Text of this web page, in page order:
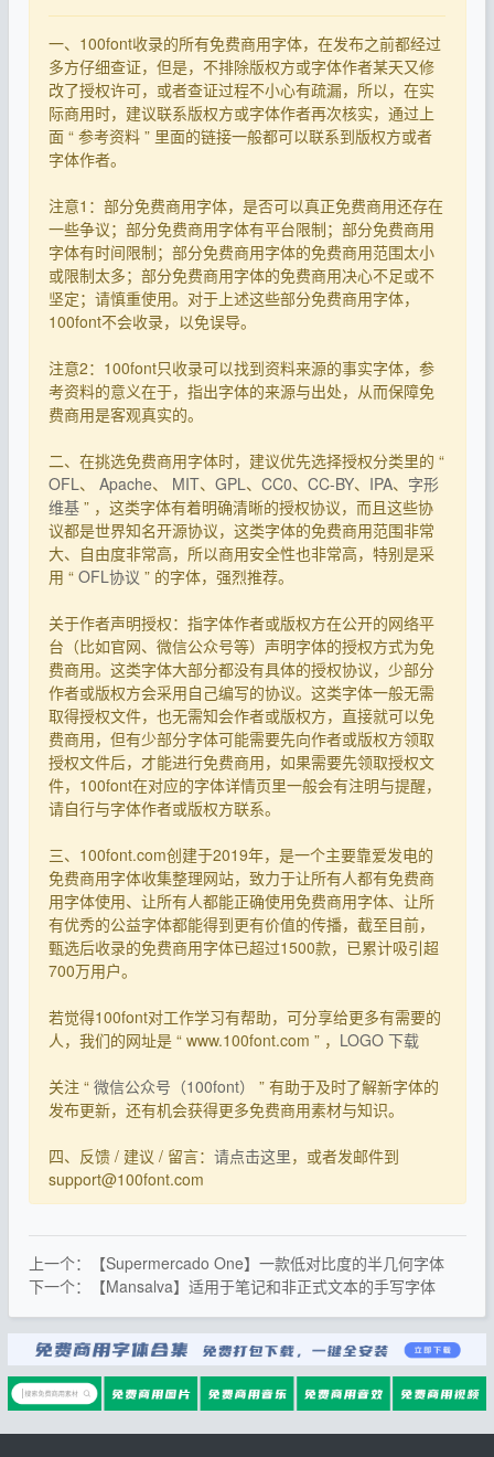
一、100font收录的所有免费商用字体，在发布之前都经过
多方仔细查证，但是，不排除版权方或字体作者某天又修
改了授权许可，或者查证过程不小心有疏漏，所以，在实
际商用时，建议联系版权方或字体作者再次核实，通过上
面 “ 参考资料 ” 里面的链接一般都可以联系到版权方或者
字体作者。
注意1：部分免费商用字体，是否可以真正免费商用还存在
一些争议；部分免费商用字体有平台限制；部分免费商用
字体有时间限制；部分免费商用字体的免费商用范围太小
或限制太多；部分免费商用字体的免费商用决心不足或不
坚定；请慎重使用。对于上述这些部分免费商用字体，
100font不会收录，以免误导。
注意2：100font只收录可以找到资料来源的事实字体，参
考资料的意义在于，指出字体的来源与出处，从而保障免
费商用是客观真实的。
二、在挑选免费商用字体时，建议优先选择授权分类里的 “
OFL、 Apache、 MIT、 GPL、 CC0、 CC-BY、 IPA、 字形
维基 ” ，这类字体有着明确清晰的授权协议，而且这些协
议都是世界知名开源协议，这类字体的免费商用范围非常
大、自由度非常高，所以商用安全性也非常高，特别是采
用 “ OFL协议 ” 的字体，强烈推荐。
关于作者声明授权：指字体作者或版权方在公开的网络平
台（比如官网、微信公众号等）声明字体的授权方式为免
费商用。这类字体大部分都没有具体的授权协议，少部分
作者或版权方会采用自己编写的协议。这类字体一般无需
取得授权文件，也无需知会作者或版权方，直接就可以免
费商用，但有少部分字体可能需要先向作者或版权方领取
授权文件后，才能进行免费商用，如果需要先领取授权文
件，100font在对应的字体详情页里一般会有注明与提醒，
请自行与字体作者或版权方联系。
三、100font.com创建于2019年，是一个主要靠爱发电的
免费商用字体收集整理网站，致力于让所有人都有免费商
用字体使用、让所有人都能正确使用免费商用字体、让所
有优秀的公益字体都能得到更有价值的传播，截至目前，
甄选后收录的免费商用字体已超过1500款，已累计吸引超
700万用户。
若觉得100font对工作学习有帮助，可分享给更多有需要的
人，我们的网址是 “ www.100font.com ” ， LOGO 下载
关注 “ 微信公众号（100font）
” 有助于及时了解新字体的
发布更新，还有机会获得更多免费商用素材与知识。
四、反馈 / 建议 / 留言： 请点击这里，或者发邮件到
support@100font.com
上一个：【Supermercado One】一款低对比度的半几何字体
下一个：【Mansalva】适用于笔记和非正式文本的手写字体